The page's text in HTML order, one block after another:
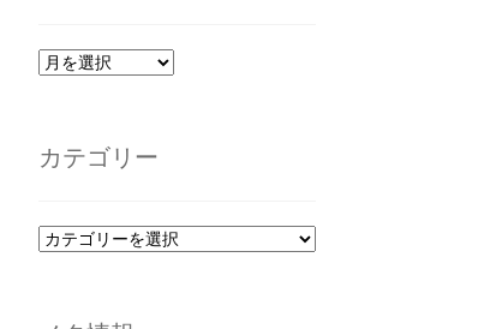
ア
ブ
カテゴリー
カ